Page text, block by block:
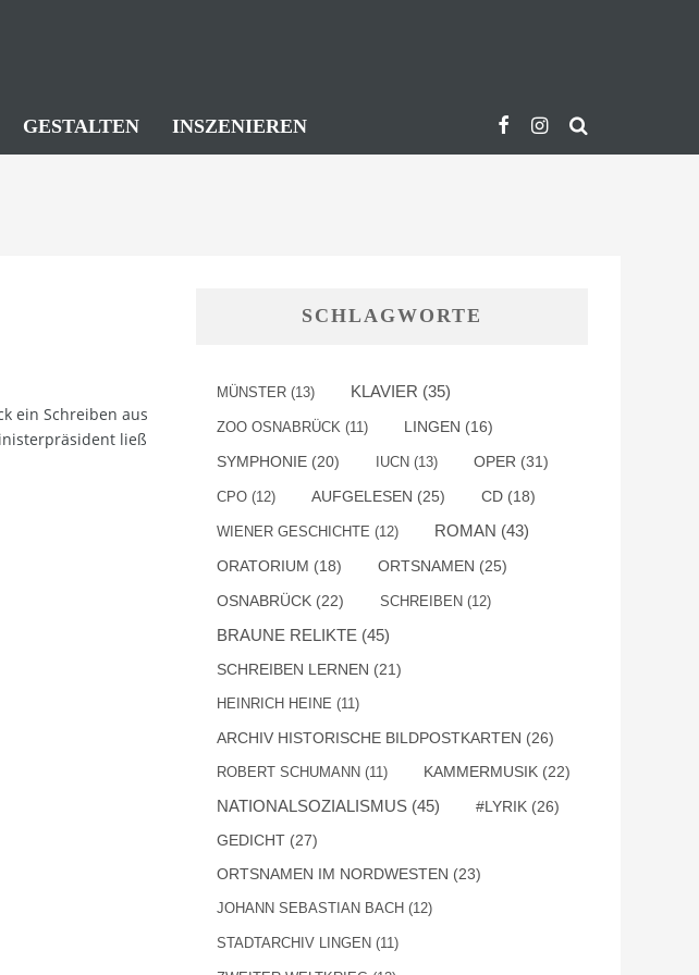
GESTALTEN INSZENIEREN
ein Schreiben aus
ließ
SCHLAGWORTE
MÜNSTER (13) KLAVIER (35)
ZOO OSNABRÜCK (11) LINGEN (16)
SYMPHONIE (20) IUCN (13) OPER (31)
CPO (12) AUFGELESEN (25) CD (18)
WIENER GESCHICHTE (12) ROMAN (43)
ORATORIUM (18) ORTSNAMEN (25)
OSNABRÜCK (22) SCHREIBEN (12)
BRAUNE RELIKTE (45)
SCHREIBEN LERNEN (21)
HEINRICH HEINE (11)
ARCHIV HISTORISCHE BILDPOSTKARTEN (26)
ROBERT SCHUMANN (11) KAMMERMUSIK (22)
NATIONALSOZIALISMUS (45) #LYRIK (26)
GEDICHT (27)
ORTSNAMEN IM NORDWESTEN (23)
JOHANN SEBASTIAN BACH (12)
STADTARCHIV LINGEN (11)